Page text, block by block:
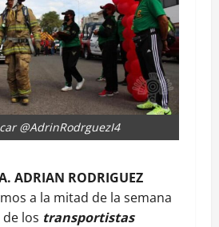
@AdrinRodrguezI4
ADRIAN RODRIGUEZ
a la mitad de la semana
los transportistas